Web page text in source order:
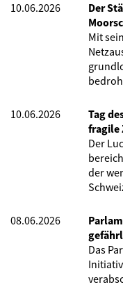
10.06.2026
Der
Mit
10.06.2026
Tag
fragile
Der
der
08.06.2026
Das